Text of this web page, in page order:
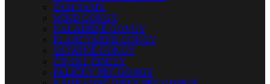
TAM-TAMY
WIND GONGY
NALADENÉ GONGY
PLANETÁRNE GONGY
OSTATNÉ GONGY
ČÍNSKE ČINELY
PALIČKY PRE GONGY